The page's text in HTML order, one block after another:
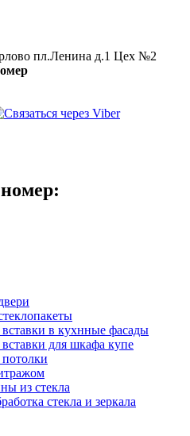
пл.Ленина д.1 Цех №2
в кухнные фасады
для шкафа купе
из стекла
стекла и зеркала